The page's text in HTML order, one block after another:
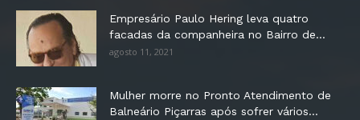
Empresário Paulo Hering leva quatro
facadas da companheira no Bairro de...
agosto 11, 2021
Mulher morre no Pronto Atendimento de
Balneário Piçarras após sofrer vários...